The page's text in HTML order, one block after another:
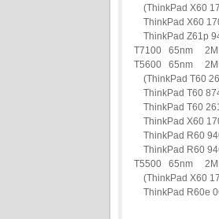
(ThinkPad X60
ThinkPad X60
ThinkPad Z61p
T7100 65nm
T5600 65nm
(ThinkPad T60
ThinkPad T60
ThinkPad T60
ThinkPad X60
ThinkPad R60
ThinkPad R60
T5500 65nm
(ThinkPad X60
ThinkPad R60e